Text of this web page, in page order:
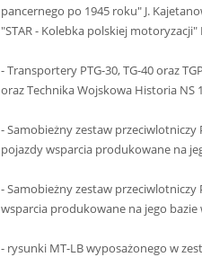
pancernego po 1945 roku" J.
"STAR - Kolebka polskiej motoryzacji"
- Transportery PTG-30, TG-40 oraz
oraz Technika Wojskowa Historia NS
- Samobieżny zestaw
pojazdy wsparcia produkowane na
- Samobieżny zestaw
wsparcia produkowane na jego bazie
- rysunki MT-LB wyposażonego w